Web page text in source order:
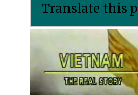
Translate this